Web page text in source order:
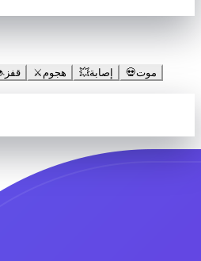
قفز ⚔️ هجوم 💥إصابة 💀موت